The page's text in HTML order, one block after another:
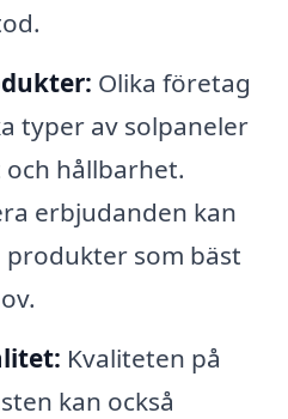
Olika företag
typer av solpaneler
hållbarhet.
erbjudanden kan
som bäst
Kvaliteten på
kan också